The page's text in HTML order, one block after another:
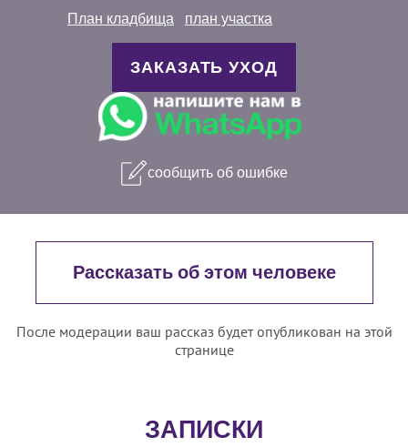
План кладбища план участка
ЗАКАЗАТЬ УХОД
сообщить об ошибке
Рассказать об этом человеке
После модерации ваш рассказ будет опубликован на этой
странице
ЗАПИСКИ